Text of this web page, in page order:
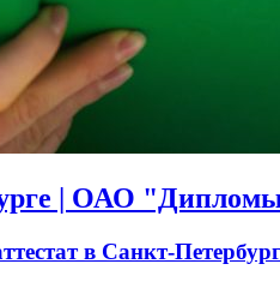
| ОАО
в Санкт-